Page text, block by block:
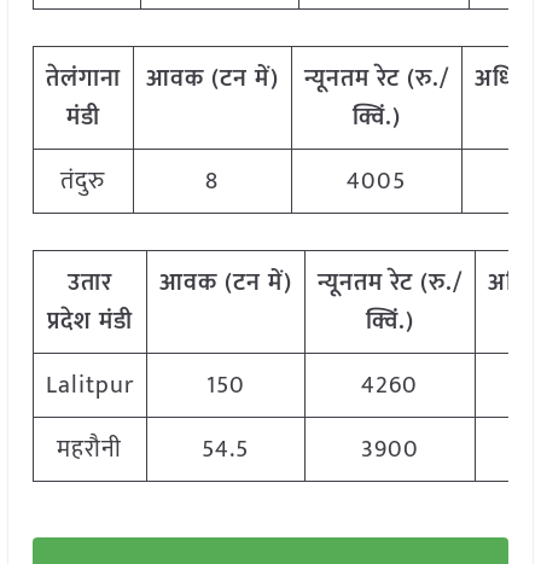
तेलंगाना
मंडी
आवक (टनमें) न्यूनतमरेट (रु./
क्विं.)
तंदुरु
8 4005
उतार
प्रदेश मंडी
आवक (टनमें) न्यूनतमरेट (रु./
क्विं.)
Lalitpur 150
4260
महरौनी
54.5 3900